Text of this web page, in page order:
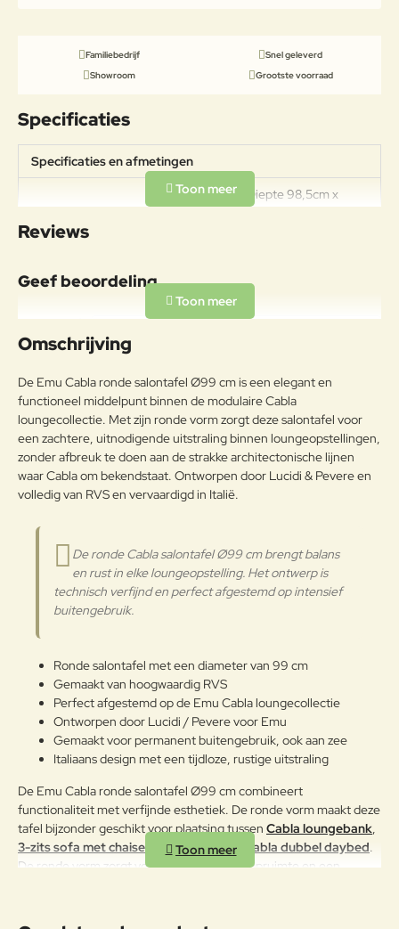
Familiebedrijf
Snel geleverd
Showroom
Grootste voorraad
Specificaties
Specificaties en afmetingen
Specificaties
Afmetingen: Diepte 98,5cm x
Materiaal
RVS, buitengewoon geschikt voor
passende wijze behandeld om de
weersomstandigheden te
weerstaan en met poeder gelakt.
Onderhoudsadvies
RVS
Om het product lange tijd in
uitstekende staat te houden, raden
reiniging vaker op plaatsen die
door een grote vochtigheid of een
zeeklimaat worden gekenmerkt.
reinigingsmiddelen te reinigen. De
langdurige en continue
blootstelling aan intense uv-
straling of aan erg lage
temperaturen kunnen de originele
eigenschappen van de mooie
worden aangetast. We raden aan
om de producten wanneer ze
lange tijd niet gebruikt worden of
in de winter te reinigen en op een
beschermde plek op te bergen.
Reviews
Geef beoordeling
Uw naam:
g:
Note:HTML-code wordt niet vertaald!
Waarderin
Verder
Omschrijving
De Emu Cabla ronde salontafel Ø99 cm is een elegant en
functioneel middelpunt binnen de modulaire Cabla
loungecollectie. Met zijn ronde vorm zorgt deze salontafel voor
een zachtere, uitnodigende uitstraling binnen loungeopstellingen,
zonder afbreuk te doen aan de strakke architectonische lijnen
waar Cabla om bekendstaat. Ontworpen door Lucidi & Pevere en
volledig van RVS en vervaardigd in Italië.
De ronde Cabla salontafel Ø99 cm brengt balans
en rust in elke loungeopstelling. Het ontwerp is
technisch verfijnd en perfect afgestemd op intensief
buitengebruik.
Ronde salontafel met een diameter van 99 cm
Gemaakt van hoogwaardig RVS
Perfect afgestemd op de Emu Cabla loungecollectie
Ontworpen door Lucidi / Pevere voor Emu
Gemaakt voor permanent buitengebruik, ook aan zee
Italiaans design met een tijdloze, rustige uitstraling
De Emu Cabla ronde salontafel Ø99 cm combineert
functionaliteit met verfijnde esthetiek. De ronde vorm maakt deze
tafel bijzonder geschikt voor plaatsing tussen Cabla loungebank,
3-zits sofa met chaise longueof bij een Cabla dubbel daybed.
De ronde vorm zorgt voor optimale doorloopruimte en een